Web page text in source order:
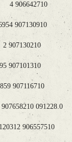
906642710
907130910
907101310
907116710
091228.0
906557510